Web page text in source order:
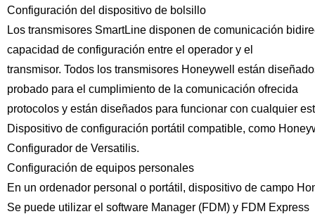
Configuración del dispositivo de bolsillo
Los transmisores SmartLine disponen de comunicación
capacidad de configuración entre el operador y el
transmisor. Todos los transmisores Honeywell están
probado para el cumplimiento de la comunicación ofrecida
protocolos y están diseñados para funcionar con cualquier
Dispositivo de configuración portátil compatible, como
Configurador de Versatilis.
Configuración de equipos personales
En un ordenador personal o portátil, dispositivo de campo
Se puede utilizar el software Manager (FDM) y FDM Express